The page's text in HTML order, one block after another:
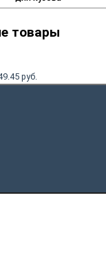
товары
руб.